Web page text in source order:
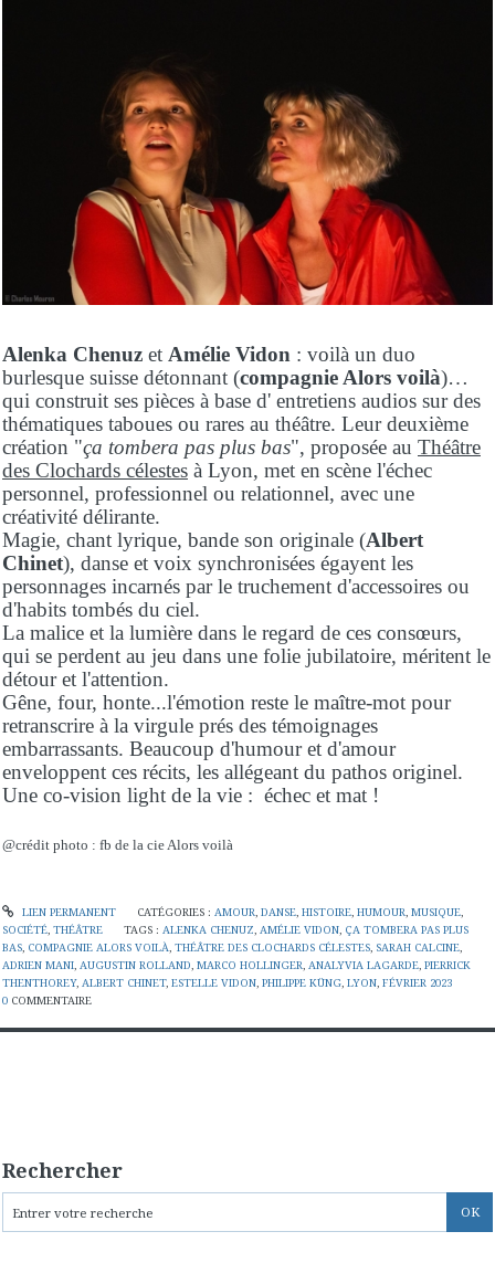
Alenka Chenuz et Amélie Vidon : voilà un duo
burlesque suisse détonnant (compagnie Alors voilà)…
qui construit ses pièces à base d' entretiens audios sur des
thématiques taboues ou rares au théâtre. Leur deuxième
création "ça tombera pas plus bas", proposée au Théâtre
des Clochards célestes à Lyon, met en scène l'échec
personnel, professionnel ou relationnel, avec une
créativité délirante.
Magie, chant lyrique, bande son originale (Albert
Chinet), danse et voix synchronisées égayent les
personnages incarnés par le truchement d'accessoires ou
d'habits tombés du ciel.
La malice et la lumière dans le regard de ces consœurs,
qui se perdent au jeu dans une folie jubilatoire, méritent le
détour et l'attention.
Gêne, four, honte...l'émotion reste le maître-mot pour
retranscrire à la virgule prés des témoignages
embarrassants. Beaucoup d'humour et d'amour
enveloppent ces récits, les allégeant du pathos originel.
Une co-vision light de la vie : échec et mat !
@crédit photo : fb de la cie Alors voilà
LIEN PERMANENT CATÉGORIES : AMOUR, DANSE, HISTOIRE, HUMOUR, MUSIQUE,
SOCIÉTÉ, THÉÂTRE TAGS :ALENKA CHENUZ,AMÉLIE VIDON, ÇA TOMBERA PAS PLUS
BAS, COMPAGNIE ALORS VOILÀ, THÉÂTRE DES CLOCHARDS CÉLESTES, SARAH CALCINE,
ADRIEN MANI, AUGUSTIN ROLLAND, MARCO HOLLINGER, ANALYVIA LAGARDE, PIERRICK
THENTHOREY, ALBERT CHINET, ESTELLE VIDON, PHILIPPE KÜNG, LYON, FÉVRIER 2023
0 COMMENTAIRE
Rechercher